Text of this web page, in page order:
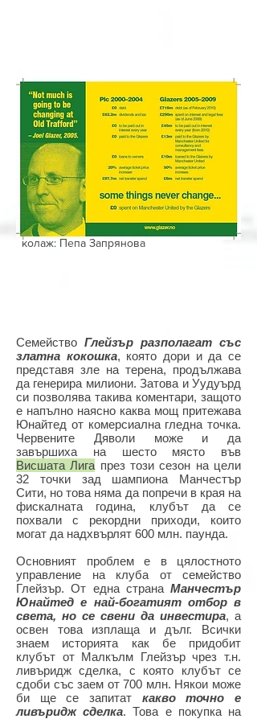
колаж: Пепа Запрянова
Семейство Глейзър разполагат със
златна кокошка, която дори и да се
представя зле на терена, продължава
да генерира милиони. Затова и Уудуърд
си позволява такива коментари, защото
е напълно наясно каква мощ притежава
Юнайтед от комерсиална гледна точка.
Червените Дяволи може и да
завършиха на шесто място във
Висшата Лига през този сезон на цели
32 точки зад шампиона Манчестър
Сити, но това няма да попречи в края на
фискалната година, клубът да се
похвали с рекордни приходи, които
могат да надхвърлят 600 млн. паунда.
Основният проблем е в цялостното
управление на клуба от семейство
Глейзър. От една страна Манчестър
Юнайтед е най-богатият отбор в
света, но се свени да инвестира, а
освен това изплаща и дълг. Всички
знаем историята как бе придобит
клубът от Малкълм Глейзър чрез т.н.
ливъридж сделка, с която клубът се
сдоби със заем от 700 млн. Някои може
би ще се запитат какво точно е
ливъридж сделка. Това е покупка на